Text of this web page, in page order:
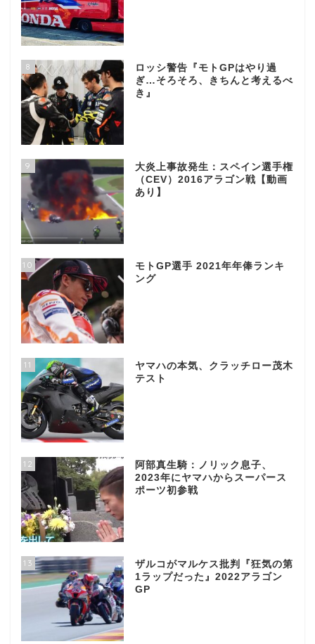
8
ロッシ警告『モトGPはやり過
ぎ…そろそろ、きちんと考えるべ
き』
9
大炎上事故発生：スペイン選手権
（CEV）2016アラゴン戦【動画
あり】
10
モトGP選手 2021年年俸ランキ
ング
11
ヤマハの本気、クラッチロー茂木
テスト
12
阿部真生騎：ノリック息子、
2023年にヤマハからスーパース
ポーツ初参戦
13
ザルコがマルケス批判『狂気の第
1ラップだった』2022アラゴン
GP